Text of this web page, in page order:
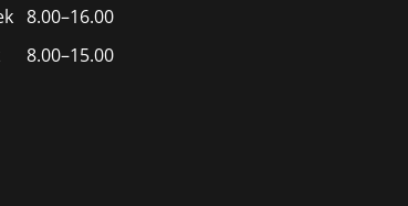
8.00–16.00
8.00–15.00